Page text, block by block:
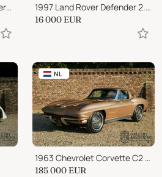
2013 Porsche 911 991 Carrera 4S Cabriolet PDK 1997 Land Rover Defender 2.5 TDI 90
16 000 EUR
NL
1963 Chevrolet Corvette C2 Stingray Coupé Split window
185 000 EUR